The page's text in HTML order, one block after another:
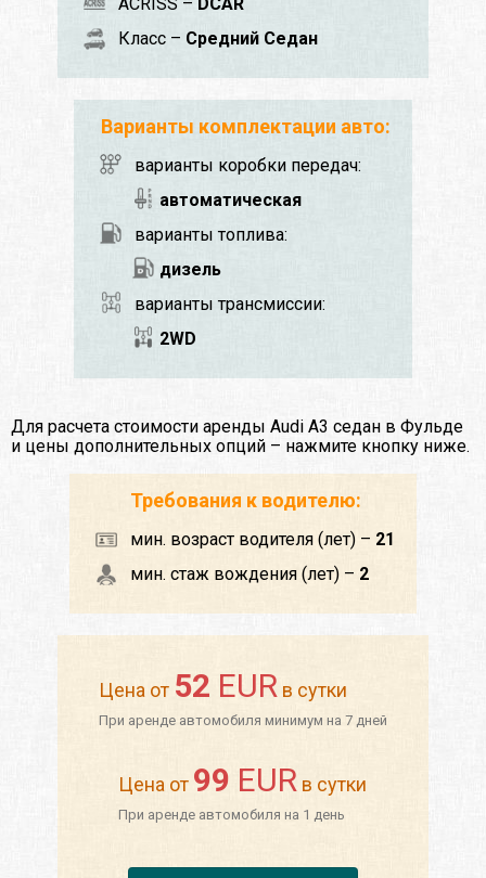
Класс – Средний Седан
Варианты комплектации авто:
варианты коробки передач:
автоматическая
варианты топлива:
дизель
варианты трансмиссии:
2WD
Для расчета стоимости аренды Audi A3 седан в Фульде
и цены дополнительных опций – нажмите кнопку ниже.
Требования к водителю:
мин. возраст водителя (лет) – 21
мин. стаж вождения (лет) – 2
Цена от 52 EUR в сутки
При аренде автомобиля минимум на 7 дней
Цена от 99 EUR в сутки
При аренде автомобиля на 1 день